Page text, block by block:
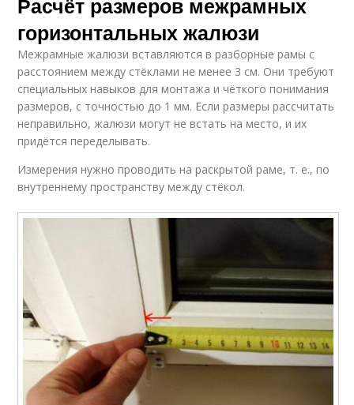
горизонтальных жалюзи
Межрамные жалюзи вставляются в разборные рамы с
расстоянием между стёклами не менее 3 см. Они требуют
специальных навыков для монтажа и чёткого понимания
размеров, с точностью до 1 мм. Если размеры рассчитать
неправильно, жалюзи могут не встать на место, и их
придётся переделывать.
Измерения нужно проводить на раскрытой раме, т. е., по
внутреннему пространству между стёкол.